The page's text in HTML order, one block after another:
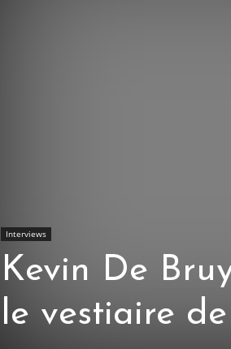
Interviews
Kevin De
le vestiaire